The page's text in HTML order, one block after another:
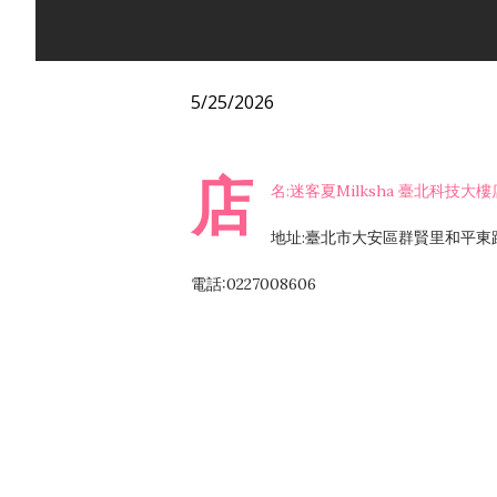
5/25/2026
店 名:迷客夏Milksha 臺北科技大樓
地址:臺北市大安區群賢里和平東
電話:0227008606